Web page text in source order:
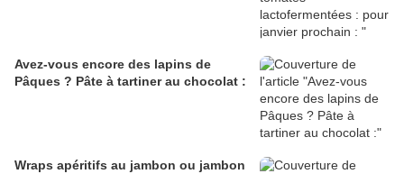
Avez-vous encore des lapins de
Pâques ? Pâte à tartiner au chocolat :
Wraps apéritifs au jambon ou jambon